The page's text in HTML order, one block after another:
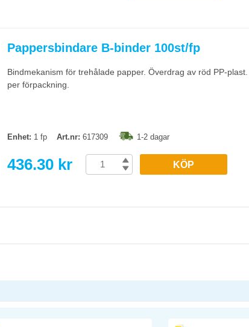
Pappersbindare B-binder 100st/fp
Bindmekanism för trehålade papper. Överdrag av röd PP-
per förpackning.
Enhet: 1 fp Art.nr: 617309 1-2 dagar
436.30 kr KÖP